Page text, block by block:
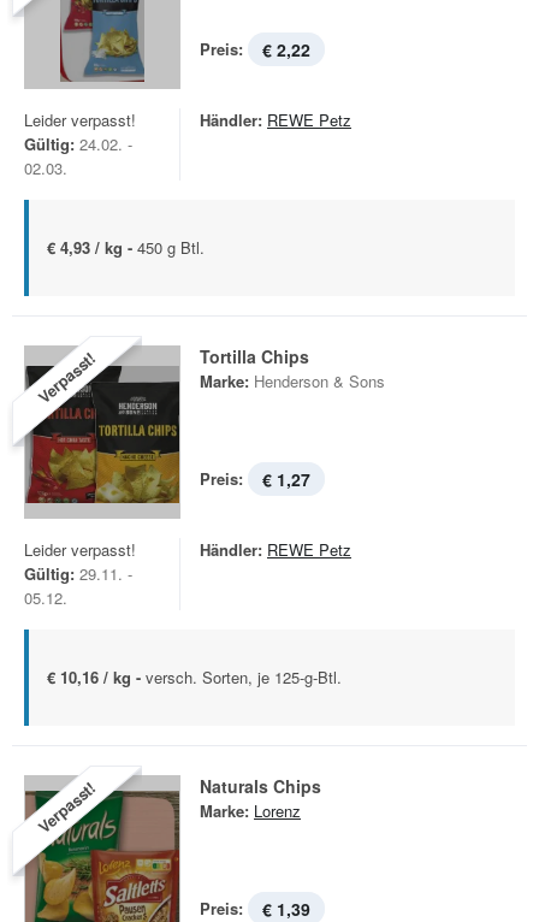
Preis: € 2,22
Leider verpasst!
Gültig: 24.02. -
02.03.
Händler: REWE Petz
€ 4,93 / kg - 450 g Btl.
Verpasst! Tortilla Chips
Marke: Henderson & Sons
Preis: € 1,27
Leider verpasst!
Gültig: 29.11. -
05.12.
Händler: REWE Petz
€ 10,16 / kg - versch. Sorten, je 125-g-Btl.
Verpasst! Naturals Chips
Marke: Lorenz
Preis: € 1,39